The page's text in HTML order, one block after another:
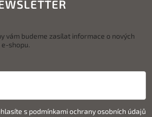
vám budeme zasílat informace o nových
shopu.
s podmínkami ochrany osobních údajů